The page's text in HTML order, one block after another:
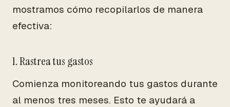
mostramos cómo recopilarlos de manera
efectiva:
1. Rastrea tus gastos
Comienza monitoreando tus gastos durante
al menos tres meses. Esto te ayudará a